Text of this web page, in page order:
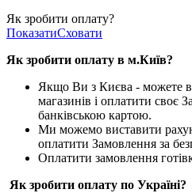
Як зробити оплату?
ПоказатиСховати
Як зробити оплату в м.Київ?
Якщо Ви з Києва - можете
магазинів і оплатити своє
банківською картою.
Ми можемо виставити
оплатити Замовлення за
Оплатити замовлення
Як зробити оплату по Україні?